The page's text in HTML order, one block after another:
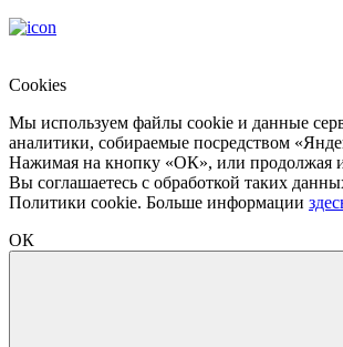
Cookies
Мы используем файлы cookie и данные
аналитики, собираемые посредством
Нажимая на кнопку «ОК», или продолжая
Вы соглашаетесь с обработкой таких
Политики cookie. Больше информации
ОК